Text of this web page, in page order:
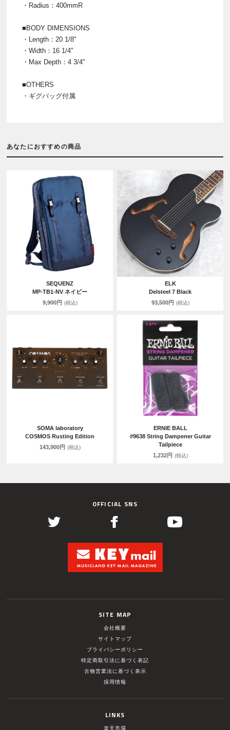
・Radius：400mmR
■BODY DIMENSIONS
・Length：20 1/8"
・Width：16 1/4"
・Max Depth：4 3/4"
■OTHERS
・ギグバッグ付属
あなたにおすすめの商品
SEQUENZ
MP-TB1-NV ネイビー
9,900円 (税込)
ELK
Delsteel 7 Black
93,500円 (税込)
SOMA laboratory
COSMOS Rusting Edition
143,900円 (税込)
ERNIE BALL
#9638 String Dampener Guitar
Tailpiece
1,232円 (税込)
OFFICIAL SNS
SITE MAP
会社概要
サイトマップ
プライバシーポリシー
特定商取引法に基づく表記
古物営業法に基づく表示
採用情報
LINKS
楽天市場